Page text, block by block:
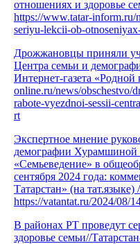
отношениях и здоровье
https://www.tatar-inform.ru/
seriyu-lekcii-ob-
Дрожжановцы приняли
Центра семьи и
Интернет-газета
online.ru/news/obschestvo/
rabote-vyezdnoi-sessii-
rt
Экспертное мнение
демографии Хурамшиной
«Семьеведение» в
сентября 2024 года:
Татарстан» (на
https://vatantat.ru/2024/08/
В районах РТ проведут
здоровье семьи//